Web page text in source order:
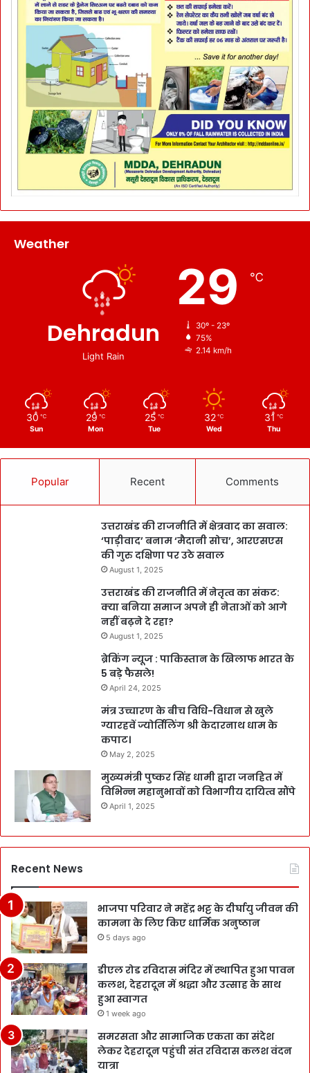
Weather
Dehradun
Light Rain
29 ℃
30º - 23º
75%
2.14 km/h
30 ℃
Sun
29 ℃
Mon
25 ℃
Tue
32 ℃
Wed
31 ℃
Thu
Popular Recent Comments
उत्तराखंड की राजनीति में क्षेत्रवाद का सवाल:
‘पाड़ीवाद’ बनाम ‘मैदानी सोच’, आरएसएस
की गुरु दक्षिणा पर उठे सवाल
August 1, 2025
उत्तराखंड की राजनीति में नेतृत्व का संकट:
क्या बनिया समाज अपने ही नेताओं को आगे
नहीं बढ़ने दे रहा?
August 1, 2025
ब्रेकिंग न्यूज : पाकिस्तान के खिलाफ भारत के
5 बड़े फैसले!
April 24, 2025
मंत्र उच्चारण के बीच विधि-विधान से खुले
ग्यारहवें ज्योर्तिलिंग श्री केदारनाथ धाम के
कपाट।
May 2, 2025
मुख्यमंत्री पुष्कर सिंह धामी द्वारा जनहित में
विभिन्न महानुभावों को विभागीय दायित्व सौंपे
April 1, 2025
Recent News
भाजपा परिवार ने महेंद्र भट्ट के दीर्घायु जीवन की
कामना के लिए किए धार्मिक अनुष्ठान
5 days ago
डीएल रोड रविदास मंदिर में स्थापित हुआ पावन
कलश, देहरादून में श्रद्धा और उत्साह के साथ
हुआ स्वागत
1 week ago
समरसता और सामाजिक एकता का संदेश
लेकर देहरादून पहुंची संत रविदास कलश वंदन
यात्रा